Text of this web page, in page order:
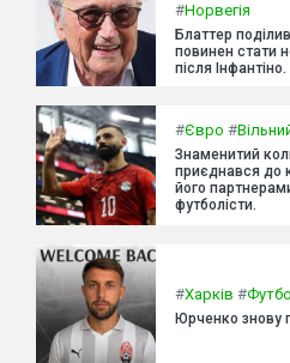
#Норвегія
Блаттер
повинен стати
після Інфантіно.
#Євро #
Знаменитий
приєднався до
його
футболісти.
#Харків #
Юрченко знову